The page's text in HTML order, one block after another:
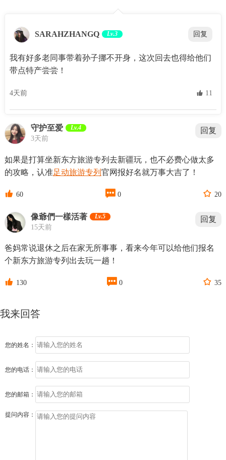
SARAHZHANGQ Lv.3 回复
我有好多老同事带着孙子挪不开身，这次回去也得给他们
带点特产尝尝！
4天前  11
守护至爱 Lv.4
3天前
回复
如果是打算坐新东方旅游专列去新疆玩，也不必费心做太多
的攻略，认准足动旅游专列 官网报好名就万事大吉了！
 60  0  20
像爺們一樣活著 Lv.5
15天前
回复
爸妈常说退休之后在家无所事事，看来今年可以给他们报名
个新东方旅游专列出去玩一趟！
 130  0  35
我来回答
您的姓名：
您的电话：
您的邮箱：
提问内容：